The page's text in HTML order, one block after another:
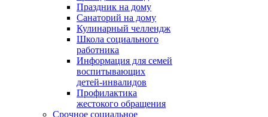
Праздник на дому
Санаторий на дому
Кулинарный челлендж
Школа социального
работника
Информация для семей
воспитывающих
детей-инвалидов
Профилактика
жестокого обращения
Срочное социальное